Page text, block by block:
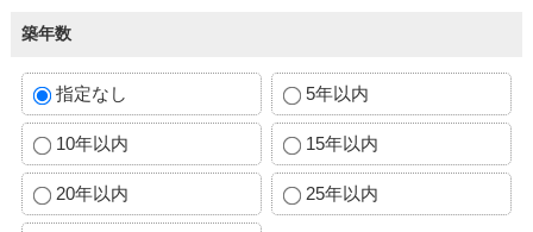
築年数
指定なし 5年以内
10年以内 15年以内
20年以内 25年以内